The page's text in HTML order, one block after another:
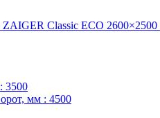
Classic ECO
3500
мм : 4500